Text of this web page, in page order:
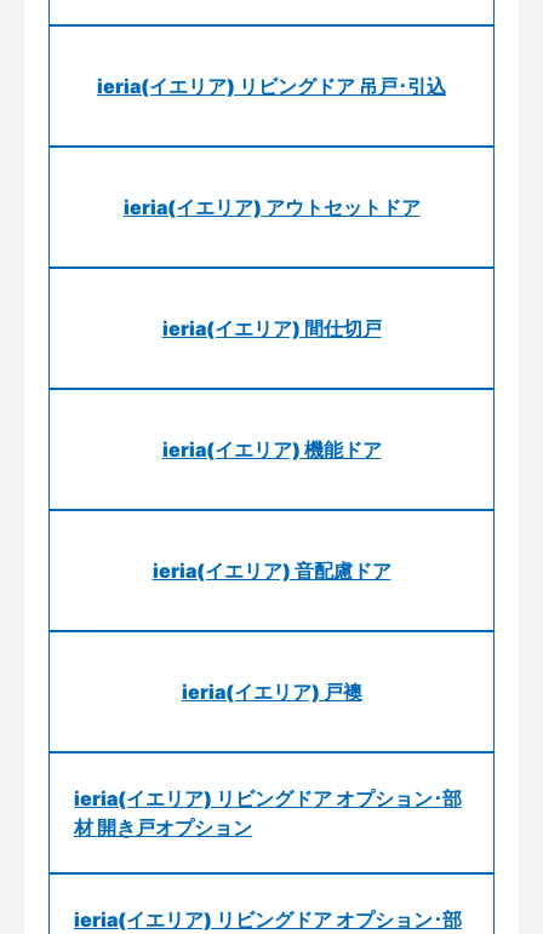
ieria(イエリア) リビングドア 吊戸･引込
ieria(イエリア) アウトセットドア
ieria(イエリア) 間仕切戸
ieria(イエリア) 機能ドア
ieria(イエリア) 音配慮ドア
ieria(イエリア) 戸襖
ieria(イエリア) リビングドア オプション･部
材 開き戸オプション
ieria(イエリア) リビングドア オプション･部